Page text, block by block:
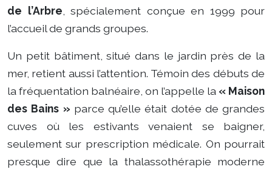
de l’Arbre , spécialement conçue en 1999 pour
l’accueil de grands groupes.
Un petit bâtiment, situé dans le jardin près de la
mer, retient aussi l’attention. Témoin des débuts de
la fréquentation balnéaire, on l’appelle la « Maison
des Bains » parce qu’elle était dotée de grandes
cuves où les estivants venaient se baigner,
seulement sur prescription médicale. On pourrait
presque dire que la thalassothérapie moderne